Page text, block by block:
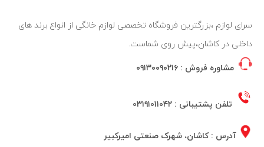
سرای لوازم ،بزرگترین فروشگاه تخصصی لوازم خانگی از انواع برند های
داخلی در کاشان،پیش روی شماست.
مشاوره فروش : ۰۹۱۳۰۰۹۰۲۱۶
تلفن پشتیبانی : ۰۳۱۹۱۰۱۱۰۴۲
آدرس : کاشان، شهرک صنعتی امیرکبیر